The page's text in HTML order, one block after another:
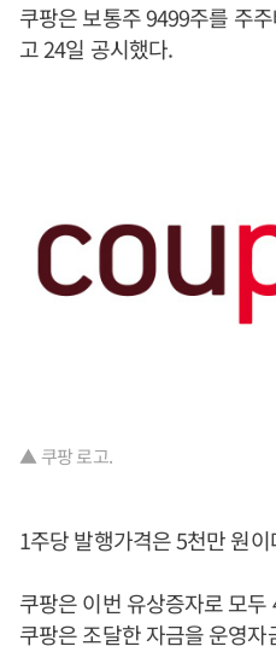
쿠팡은 보통주 9499주를 주
고 24일 공시했다.
▲ 쿠팡 로고.
1주당 발행가격은 5천만 원이
쿠팡은 이번 유상증자로 모
쿠팡은 조달한 자금을 운영자